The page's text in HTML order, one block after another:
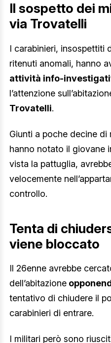
Il sospetto dei
via Trovatelli
I carabinieri, insospettiti
ritenuti anomali, hanno
attività info-
l’attenzione
Trovatelli.
Giunti a poche decine di
hanno notato il giovane
vista la pattuglia,
velocemente
controllo.
Tenta di
viene bloccato
Il 26enne avrebbe
dell’abitazione
tentativo di chiudere il
carabinieri di entrare.
I militari però sono